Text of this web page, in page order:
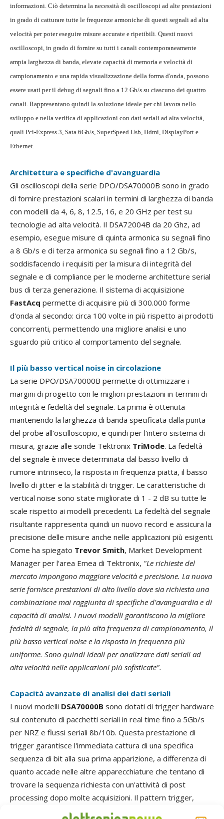
informazioni. Ciò determina la necessità di oscilloscopi ad alte prestazioni
in grado di catturare tutte le frequenze armoniche di questi segnali ad alta
velocità per poter eseguire misure accurate e ripetibili. Questi nuovi
oscilloscopi, in grado di fornire su tutti i canali contemporaneamente
ampia larghezza di banda, elevate capacità di memoria e velocità di
campionamento e una rapida visualizzazione della forma d'onda, possono
essere usati per il debug di segnali fino a 12 Gb/s su ciascuno dei quattro
canali. Rappresentano quindi la soluzione ideale per chi lavora nello
sviluppo e nella verifica di applicazioni con dati seriali ad alta velocità,
quali Pci-Express 3, Sata 6Gb/s, SuperSpeed Usb, Hdmi, DisplayPort e
Ethernet.
Architettura e specifiche d'avanguardia
Gli oscilloscopi della serie DPO/DSA70000B sono in grado
di fornire prestazioni scalari in termini di larghezza di banda
con modelli da 4, 6, 8, 12.5, 16, e 20 GHz per test su
tecnologie ad alta velocità. Il DSA72004B da 20 Ghz, ad
esempio, esegue misure di quinta armonica su segnali fino
a 8 Gb/s e di terza armonica su segnali fino a 12 Gb/s,
soddisfacendo i requisiti per la misura di integrità del
segnale e di compliance per le moderne architetture serial
bus di terza generazione. Il sistema di acquisizione
FastAcq permette di acquisire più di 300.000 forme
d'onda al secondo: circa 100 volte in più rispetto ai prodotti
concorrenti, permettendo una migliore analisi e uno
sguardo più critico al comportamento del segnale.
Il più basso vertical noise in circolazione
La serie DPO/DSA70000B permette di ottimizzare i
margini di progetto con le migliori prestazioni in termini di
integrità e fedeltà del segnale. La prima è ottenuta
mantenendo la larghezza di banda specificata dalla punta
del probe all'oscilloscopio, e quindi per l'intero sistema di
misura, grazie alle sonde Tektronix TriMode. La fedeltà
del segnale è invece determinata dal basso livello di
rumore intrinseco, la risposta in frequenza piatta, il basso
livello di jitter e la stabilità di trigger. Le caratteristiche di
vertical noise sono state migliorate di 1 - 2 dB su tutte le
scale rispetto ai modelli precedenti. La fedeltà del segnale
risultante rappresenta quindi un nuovo record e assicura la
precisione delle misure anche nelle applicazioni più esigenti.
Come ha spiegato Trevor Smith, Market Development
Manager per l'area Emea di Tektronix, "Le richieste del
mercato impongono maggiore velocità e precisione. La nuova
serie fornisce prestazioni di alto livello dove sia richiesta una
combinazione mai raggiunta di specifiche d'avanguardia e di
capacità di analisi. I nuovi modelli garantiscono la migliore
fedeltà di segnale, la più alta frequenza di campionamento, il
più basso vertical noise e la risposta in frequenza più
uniforme. Sono quindi ideali per analizzare dati seriali ad
alta velocità nelle applicazioni più sofisticate".
Capacità avanzate di analisi dei dati seriali
I nuovi modelli DSA70000B sono dotati di trigger hardware
sul contenuto di pacchetti seriali in real time fino a 5Gb/s
per NRZ e flussi seriali 8b/10b. Questa prestazione di
trigger garantisce l'immediata cattura di una specifica
sequenza di bit alla sua prima apparizione, a differenza di
quanto accade nelle altre apparecchiature che tentano di
trovare la sequenza richiesta con un'attività di post
processing dopo molte acquisizioni. Il pattern trigger,
assieme al Protocol Trigger e all'applicazione Decode, fa